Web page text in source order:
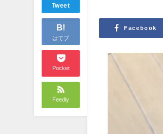
Tweet
B!
はてブ
Pocket
Feedly
Facebook